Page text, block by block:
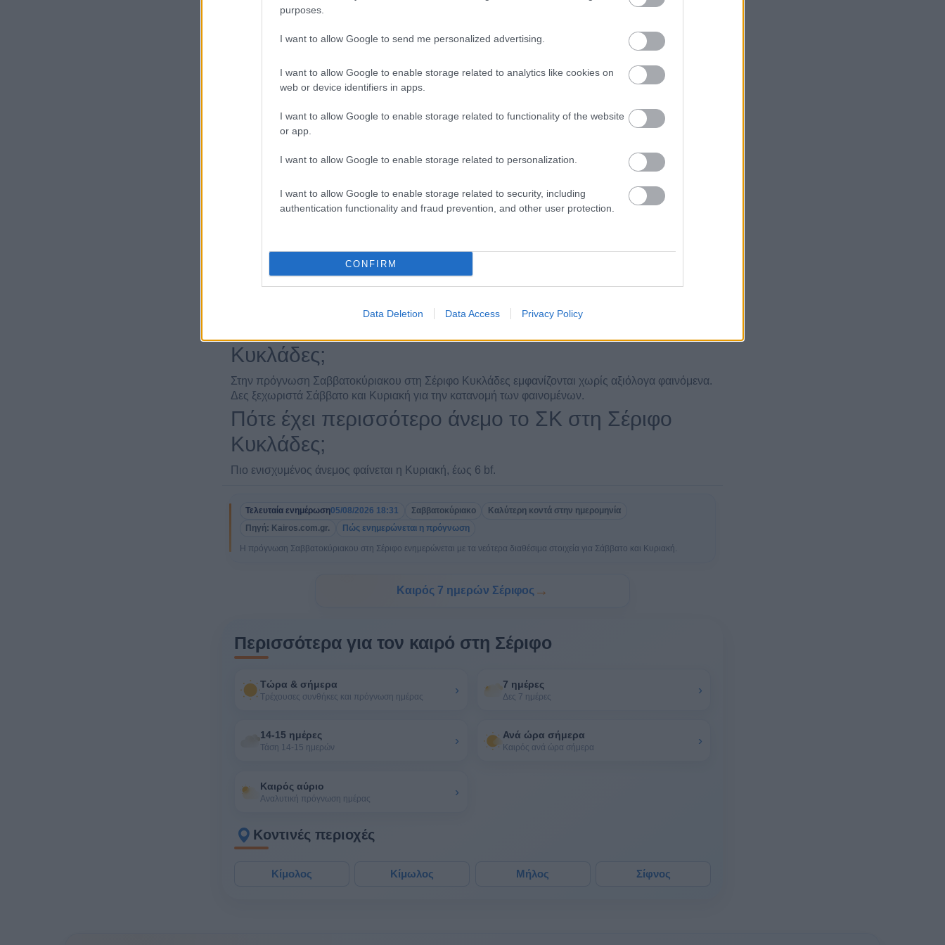
purposes.
I want to allow Google to send me personalized advertising.
I want to allow Google to enable storage related to analytics like cookies on
web or device identifiers in apps.
I want to allow Google to enable storage related to functionality of the website
or app.
I want to allow Google to enable storage related to personalization.
I want to allow Google to enable storage related to security, including
authentication functionality and fraud prevention, and other user protection.
CONFIRM
Data Deletion Data Access Privacy Policy
Τι καιρό θα κάνει το Σαββατοκύριακο στη Σέριφο
Κυκλάδες;
Το Σαββατοκύριακο στη Σέριφο Κυκλάδες η θερμοκρασία κυμαίνεται περίπου από 25° έως 29°.
Ποια ημέρα φαίνεται καλύτερη για το ΣΚ στη Σέριφο
Κυκλάδες;
Καλύτερη ημέρα φαίνεται το Σάββατο, με έως 29° και άνεμος 4 bf.
Κυκλάδες;
Στην πρόγνωση Σαββατοκύριακου στη Σέριφο Κυκλάδες εμφανίζονται χωρίς αξιόλογα φαινόμενα.
Δες ξεχωριστά Σάββατο και Κυριακή για την κατανομή των φαινομένων.
Πότε έχει περισσότερο άνεμο το ΣΚ στη Σέριφο
Κυκλάδες;
Πιο ενισχυμένος άνεμος φαίνεται η Κυριακή, έως 6 bf.
Τελευταία ενημέρωση05/08/2026 18:31 Σαββατοκύριακο Καλύτερη κοντά στην ημερομηνία
Πηγή: Kairos.com.gr. Πώς ενημερώνεται η πρόγνωση
Η πρόγνωση Σαββατοκύριακου στη Σέριφο ενημερώνεται με τα νεότερα διαθέσιμα στοιχεία για Σάββατο και Κυριακή.
Καιρός 7 ημερών Σέριφος →
Περισσότερα για τον καιρό στη Σέριφο
Τώρα & σήμερα
Τρέχουσες συνθήκες και πρόγνωση ημέρας › 7 ημέρες
Δες 7 ημέρες ›
14-15 ημέρες
Τάση 14-15 ημερών › Ανά ώρα σήμερα
Καιρός ανά ώρα σήμερα ›
Καιρός αύριο
Αναλυτική πρόγνωση ημέρας ›
Κοντινές περιοχές
Κίμολος Κίμωλος Μήλος Σίφνος